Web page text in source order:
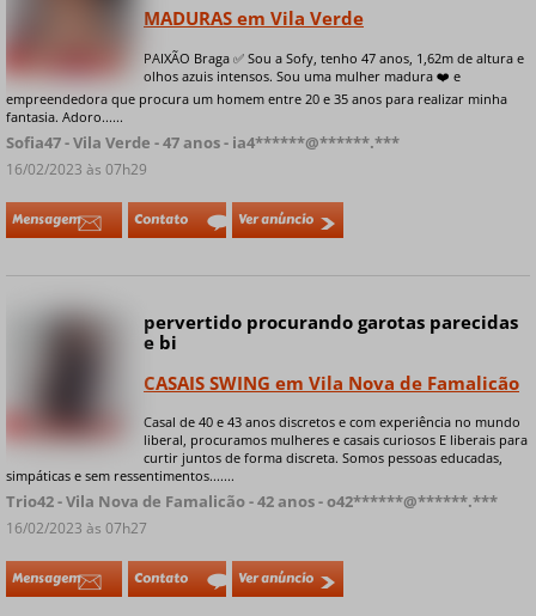
MADURAS em Vila Verde
PAIXÃO Braga ✅ Sou a Sofy, tenho 47 anos, 1,62m de altura e
olhos azuis intensos. Sou uma mulher madura ❤️ e
empreendedora que procura um homem entre 20 e 35 anos para realizar minha
fantasia. Adoro......
Sofia47 - Vila Verde - 47 anos - ia4******@******.***
16/02/2023 às 07h29
Mensagem Contato Ver anúncio
+ 5 fotos privadas
pervertido procurando garotas parecidas
e bi
CASAIS SWING em Vila Nova de Famalicão
Casal de 40 e 43 anos discretos e com experiência no mundo
liberal, procuramos mulheres e casais curiosos E liberais para
curtir juntos de forma discreta. Somos pessoas educadas,
simpáticas e sem ressentimentos.......
Trio42 - Vila Nova de Famalicão - 42 anos - o42******@******.***
16/02/2023 às 07h27
Mensagem Contato Ver anúncio